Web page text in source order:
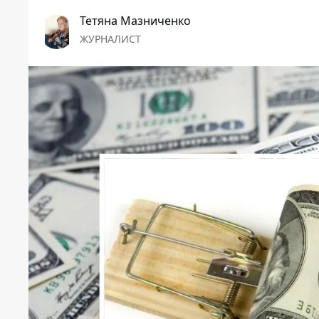
Тетяна Мазниченко
ЖУРНАЛИСТ